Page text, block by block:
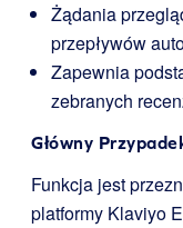
Żądania
przepływów
Zapewnia
zebranych
Główny
Funkcja jest
platformy Klaviyo